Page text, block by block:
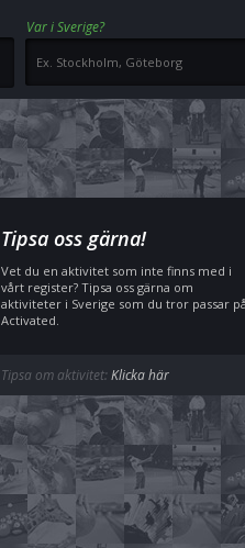
Var i Sverige?
Tipsa oss gärna!
Vet du en aktivitet som inte finns med i
vårt register? Tipsa oss gärna om
aktiviteter i Sverige som du tror passar på
Activated.
Tipsa om aktivitet:Klicka här